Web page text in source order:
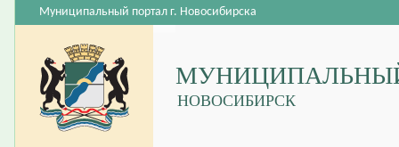
НОВОСИБИРСК
Муниципальный портал г. Новосибирска